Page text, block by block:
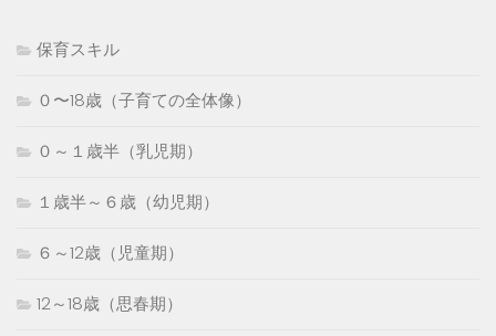
保育スキル
０〜18歳（子育ての全体像）
０～１歳半（乳児期）
１歳半～６歳（幼児期）
６～12歳（児童期）
12～18歳（思春期）